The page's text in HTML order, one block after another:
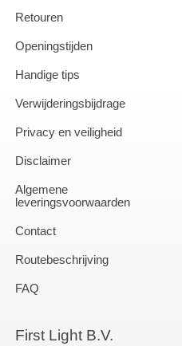
Retouren
Openingstijden
Handige tips
Verwijderingsbijdrage
Privacy en veiligheid
Disclaimer
Algemene
leveringsvoorwaarden
Contact
Routebeschrijving
FAQ
First Light B.V.